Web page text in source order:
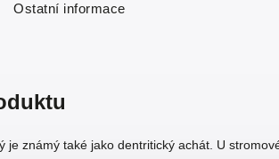
Ostatní informace
je známý také jako dentritický achát. U